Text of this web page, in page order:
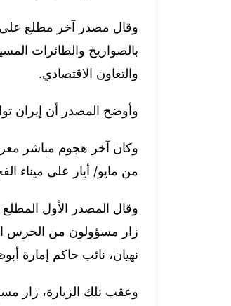
وقال مصدر آخر مطلع على
بالصواريخ والطائرات
والتعاون الاقتصادي.
وأوضح المصدر أن إيران
وكان آخر هجوم مباشر
من مايو/ أيار على ميناء
وقال المصدر الأول
زار مسؤولون من ‌الحرس
نهيان، نائب حاكم إمارة
وعقب تلك الزيارة، زار